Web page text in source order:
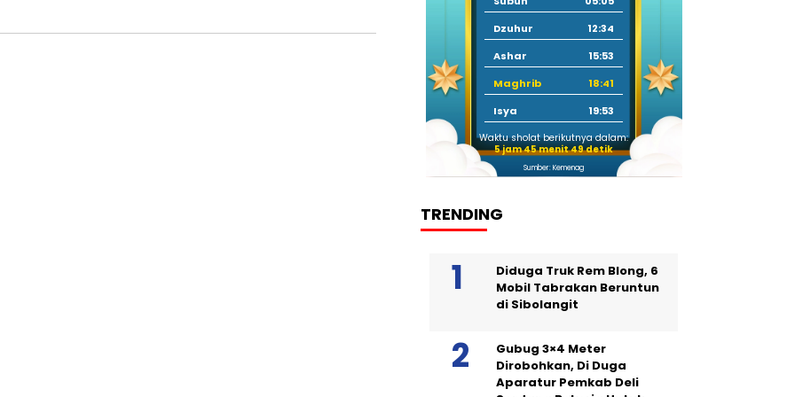
Dzuhur
12:34
Ashar
15:53
Maghrib
18:41
Isya
19:53
Waktu sholat berikutnya dalam:
5 jam 45 menit 48 detik
Sumber: Kemenag
TRENDING
Diduga Truk Rem Blong, 6
Mobil Tabrakan Beruntun
di Sibolangit
Gubug 3×4 Meter
Dirobohkan, Di Duga
Aparatur Pemkab Deli